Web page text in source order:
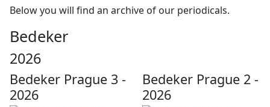
Below you will find an archive of our periodicals.
Bedeker
2026
Bedeker Prague 3 -
2026
Bedeker Prague 2 -
2026